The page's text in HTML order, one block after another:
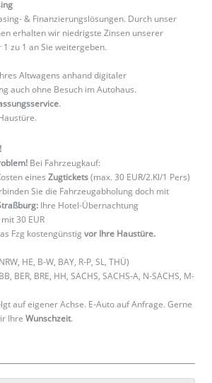
& Finanzierungslösungen. Durch unser
erhalten wir niedrigste Zinsen unserer
zu 1 an Sie weitergeben.
Altwagens anhand digitaler
auch ohne Besuch im Autohaus.
.
Bei Fahrzeugkauf:
eines Zugtickets(max. 30 EUR/2.Kl/1 Pers)
Sie die Fahrzeugabholung doch mit
Ihre Hotel-Übernachtung
30 EUR
Fzg kostengünstig vor Ihre Haustüre.
HE, B-W, BAY, R-P, SL, THÜ)
BER, BRE, HH, SACHS, SACHS-A, N-SACHS, M-
auf eigener Achse. E-Auto auf Anfrage. Gerne
Ihre Wunschzeit.